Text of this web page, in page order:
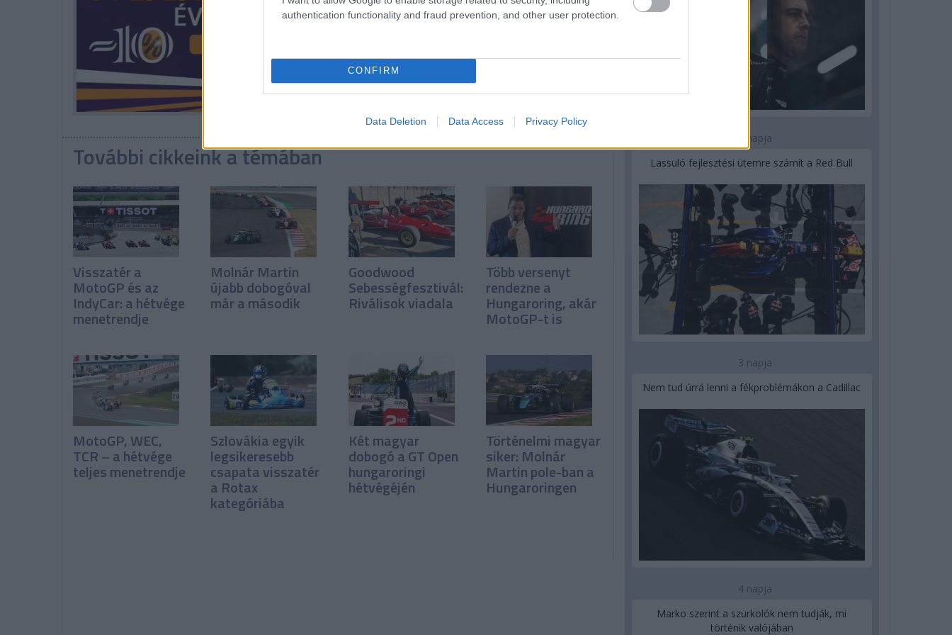
authentication functionality and fraud prevention, and other user protection.
CONFIRM
Data Deletion Data Access Privacy Policy
További cikkeink a témában
Visszatér a
MotoGP és az
IndyCar: a hétvége
menetrendje
Molnár Martin
újabb dobogóval
már a második
Goodwood
Sebességfesztivál:
Riválisok viadala
Több versenyt
rendezne a
Hungaroring, akár
MotoGP-t is
MotoGP, WEC,
TCR – a hétvége
teljes menetrendje
Szlovákia egyik
legsikeresebb
csapata visszatér
a Rotax
kategóriába
Két magyar
dobogó a GT Open
hungaroringi
hétvégéjén
Történelmi magyar
siker: Molnár
Martin pole-ban a
Hungaroringen
3 napja
Lassuló fejlesztési ütemre számít a Red Bull
3 napja
Nem tud úrrá lenni a fékproblémákon a Cadillac
4 napja
Marko szerint a szurkolók nem tudják, mi
történik valójában